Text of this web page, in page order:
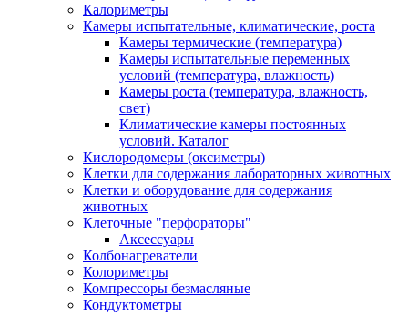
Калориметры
Камеры испытательные, климатические, роста
Камеры термические (температура)
Камеры испытательные переменных
условий (температура, влажность)
Камеры роста (температура, влажность,
свет)
Климатические камеры постоянных
условий. Каталог
Кислородомеры (оксиметры)
Клетки для содержания лабораторных животных
Клетки и оборудование для содержания
животных
Клеточные "перфораторы"
Аксессуары
Колбонагреватели
Колориметры
Компрессоры безмасляные
Кондуктометры